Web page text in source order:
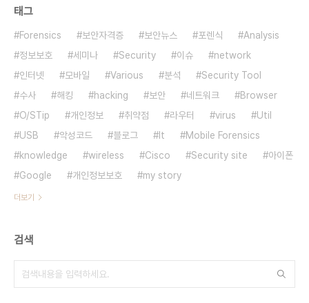
태그
Forensics 보안자격증 보안뉴스 포렌식
Analysis
정보보호
세미나 Security 이슈
network
인터넷
모바일 Various 분석
Security Tool
수사
해킹 hacking 보안 네트워크
Browser
O/STip
개인정보 취약점 라우터 virus
Util
USB
악성코드 블로그 It
Mobile Forensics
knowledge
wireless Cisco Security site
아이폰
Google
개인정보보호 my story
더보기
검색